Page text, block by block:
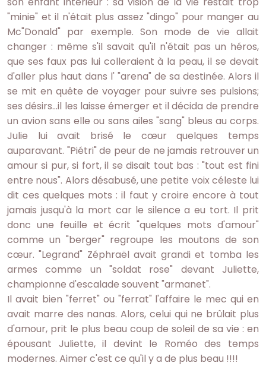
"minie" et il n'était plus assez "dingo" pour manger au
Mc"Donald" par exemple. Son mode de vie allait
changer : même s'il savait qu'il n'était pas un héros,
que ses faux pas lui colleraient à la peau, il se devait
d'aller plus haut dans l' "arena" de sa destinée. Alors il
se mit en quête de voyager pour suivre ses pulsions;
ses désirs...il les laisse émerger et il décida de prendre
un avion sans elle ou sans ailes "sang" bleus au corps.
Julie lui avait brisé le cœur quelques temps
auparavant. "Piétri" de peur de ne jamais retrouver un
amour si pur, si fort, il se disait tout bas : "tout est fini
entre nous". Alors désabusé, une petite voix céleste lui
dit ces quelques mots : il faut y croire encore à tout
jamais jusqu'à la mort car le silence a eu tort. Il prit
donc une feuille et écrit "quelques mots d'amour"
comme un "berger" regroupe les moutons de son
cœur. "Legrand" Zéphraël avait grandi et tomba les
armes comme un "soldat rose" devant Juliette,
championne d'escalade souvent "armanet".
Il avait bien "ferret" ou "ferrat" l'affaire le mec qui en
avait marre des nanas. Alors, celui qui ne brûlait plus
d'amour, prit le plus beau coup de soleil de sa vie : en
épousant Juliette, il devint le Roméo des temps
modernes. Aimer c'est ce qu'il y a de plus beau !!!!